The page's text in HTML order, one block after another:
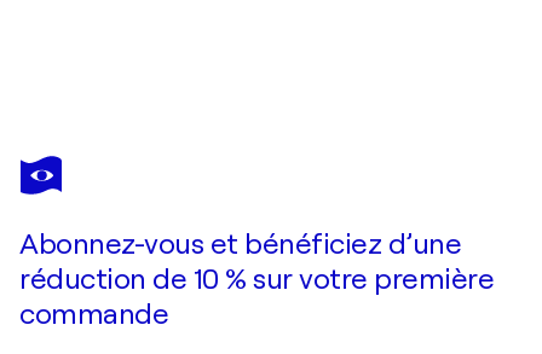
MARTTA GARCÍA RAMO
Binary Culture
Abonnez-vous et bénéficiez d’une
réduction de 10 % sur votre première
commande